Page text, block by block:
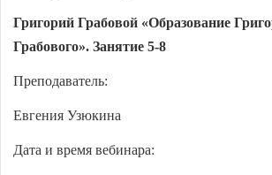
Григорий Грабовой «Образование
Грабового». Занятие 5-8
Преподаватель:
Евгения Узюкина
Дата и время вебинара: